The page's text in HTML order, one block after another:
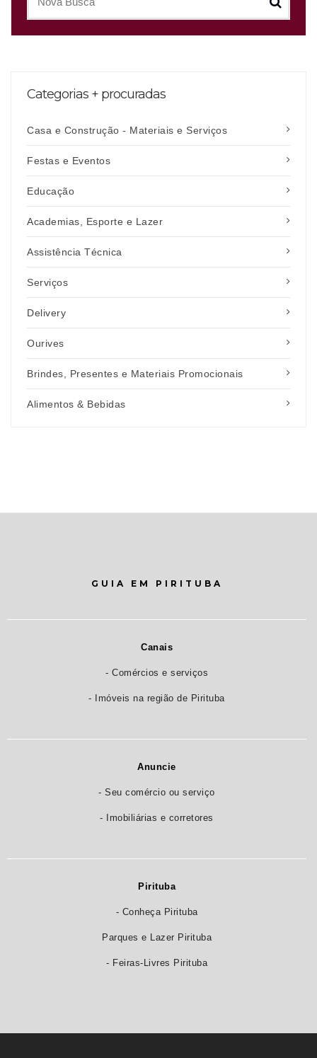
Categorias + procuradas
Casa e Construção - Materiais e Serviços
Festas e Eventos
Educação
Academias, Esporte e Lazer
Assistência Técnica
Serviços
Delivery
Ourives
Brindes, Presentes e Materiais Promocionais
Alimentos & Bebidas
GUIA EM PIRITUBA
Canais
- Comércios e serviços
- Imóveis na região de Pirituba
Anuncie
- Seu comércio ou serviço
- Imobiliárias e corretores
Pirituba
- Conheça Pirituba
Parques e Lazer Pirituba
- Feiras-Livres Pirituba